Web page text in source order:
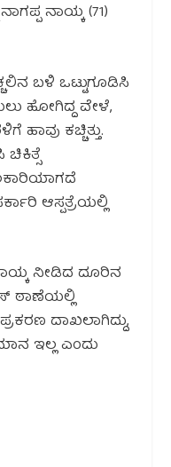
ನಾಯ್ಕ (71)
ಬಳಿ ಒಟ್ಟುಗೂಡಿಸಿ
ಹೋಗಿದ್ದ ವೇಳೆ,
ಕಚ್ಚಿತ್ತು.
ಚಿಕಿತ್ಸೆ
ಆಸ್ಪತ್ರೆಯಲ್ಲಿ
ನೀಡಿದ ದೂರಿನ
ಠಾಣೆಯಲ್ಲಿ
ದಾಖಲಾಗಿದ್ದು,
ಇಲ್ಲ ಎಂದು